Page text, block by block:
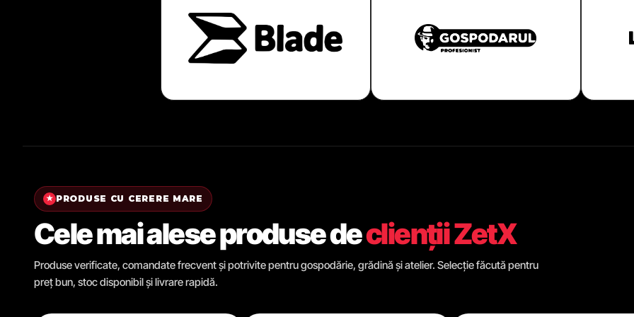
★ PRODUSE CU CERERE MARE
Cele mai alese produse declienții ZetX
Produse verificate, comandate frecvent și potrivite pentru gospodărie, grădină și atelier. Selecție făcută pentru
preț bun, stoc disponibil și livrare rapidă.